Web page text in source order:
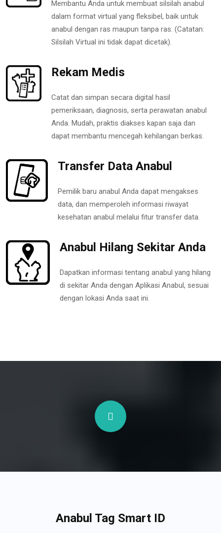
Membantu Anda untuk membuat silsilah anabul
dalam format virtual yang fleksibel, baik untuk
anabul dengan ras maupun tanpa ras. (Catatan:
Silsilah Virtual ini tidak dapat dicetak).
Rekam Medis
Catat dan simpan secara digital hasil
pemeriksaan, diagnosis, serta perawatan anabul
Anda. Mudah, praktis diakses kapan saja dan
dapat membantu mencegah kehilangan berkas.
Transfer Data Anabul
Pemilik baru anabul Anda dapat mengakses
data, dan memperoleh informasi riwayat
kesehatan anabul melalui fitur transfer data.
Anabul Hilang Sekitar Anda
Dapatkan informasi tentang anabul yang hilang
di sekitar Anda dengan Aplikasi Anabul, sesuai
dengan lokasi Anda saat ini.
Anabul Tag Smart ID